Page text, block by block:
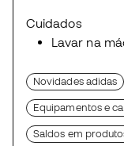
Cuidados
Lavar na
Novidades adidas
Equipamentos e
Saldos em